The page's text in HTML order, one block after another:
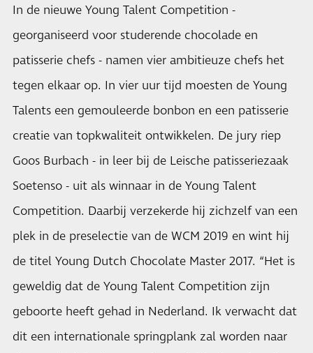
In de nieuwe Young Talent Competition -
georganiseerd voor studerende chocolade en
patisserie chefs - namen vier ambitieuze chefs het
tegen elkaar op. In vier uur tijd moesten de Young
Talents een gemouleerde bonbon en een patisserie
creatie van topkwaliteit ontwikkelen. De jury riep
Goos Burbach - in leer bij de Leische patisseriezaak
Soetenso - uit als winnaar in de Young Talent
Competition. Daarbij verzekerde hij zichzelf van een
plek in de preselectie van de WCM 2019 en wint hij
de titel Young Dutch Chocolate Master 2017. “Het is
geweldig dat de Young Talent Competition zijn
geboorte heeft gehad in Nederland. Ik verwacht dat
dit een internationale springplank zal worden naar